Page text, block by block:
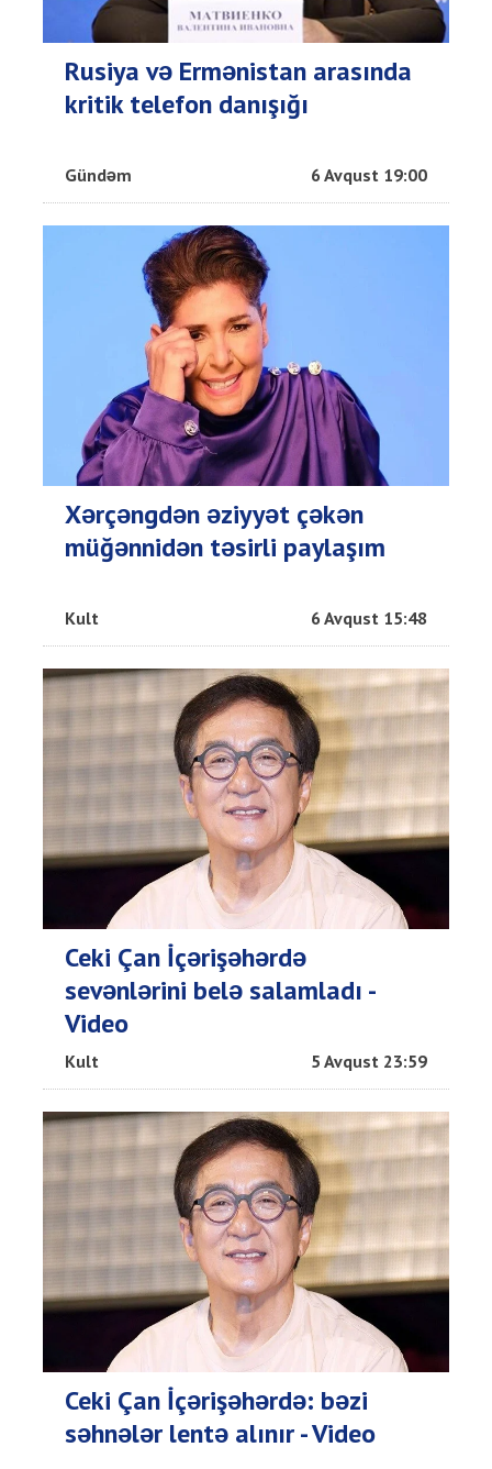
Rusiya və Ermənistan arasında
kritik telefon danışığı
Gündəm 6 Avqust 19:00
Xərçəngdən əziyyət çəkən
müğənnidən təsirli paylaşım
Kult 6 Avqust 15:48
Ceki Çan İçərişəhərdə
sevənlərini belə salamladı -
Video
Kult 5 Avqust 23:59
Ceki Çan İçərişəhərdə: bəzi
səhnələr lentə alınır - Video